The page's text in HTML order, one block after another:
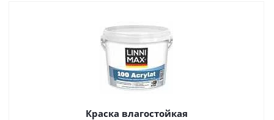
Краска влагостойкая